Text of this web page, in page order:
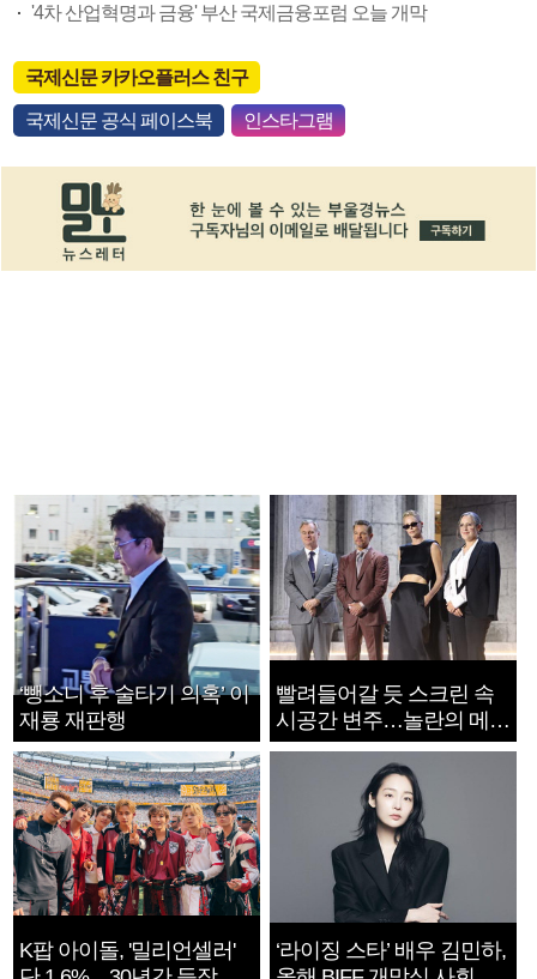
'4차 산업혁명과 금융' 부산 국제금융포럼 오늘 개막
국제신문 카카오플러스 친구
국제신문 공식 페이스북 인스타그램
‘뺑소니 후 술타기 의혹’ 이
재룡 재판행
빨려들어갈 듯 스크린 속
시공간 변주…놀란의 메시
지는 ‘전쟁 속죄’
K팝 아이돌, '밀리언셀러'
‘라이징 스타’ 배우 김민하,